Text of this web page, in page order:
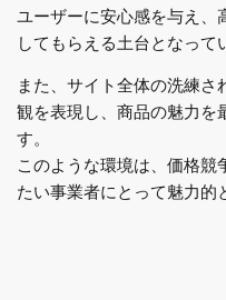
ユーザーに安心感を与え、
してもらえる土台となって
また、サイト全体の洗練
観を表現し、商品の魅力を
す。
このような環境は、価格競
たい事業者にとって魅力的